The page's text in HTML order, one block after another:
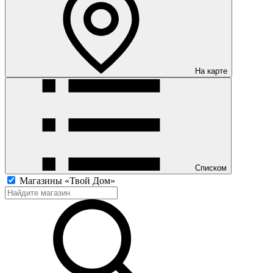
На карте
Списком
Магазины «Твой Дом»